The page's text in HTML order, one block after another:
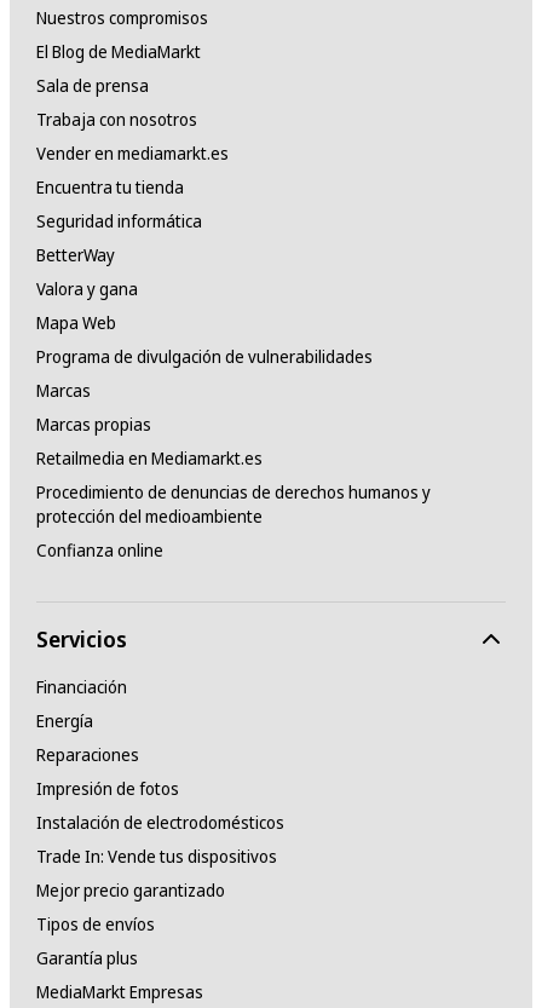
Nuestros compromisos
El Blog de MediaMarkt
Sala de prensa
Trabaja con nosotros
Vender en mediamarkt.es
Encuentra tu tienda
Seguridad informática
BetterWay
Valora y gana
Mapa Web
Programa de divulgación de vulnerabilidades
Marcas
Marcas propias
Retailmedia en Mediamarkt.es
Procedimiento de denuncias de derechos humanos y
protección del medioambiente
Confianza online
Servicios
Financiación
Energía
Reparaciones
Impresión de fotos
Instalación de electrodomésticos
Trade In: Vende tus dispositivos
Mejor precio garantizado
Tipos de envíos
Garantía plus
MediaMarkt Empresas